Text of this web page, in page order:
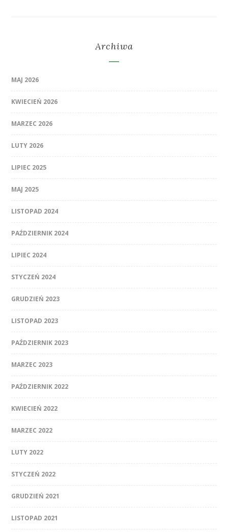
Archiwa
MAJ 2026
KWIECIEŃ 2026
MARZEC 2026
LUTY 2026
LIPIEC 2025
MAJ 2025
LISTOPAD 2024
PAŹDZIERNIK 2024
LIPIEC 2024
STYCZEŃ 2024
GRUDZIEŃ 2023
LISTOPAD 2023
PAŹDZIERNIK 2023
MARZEC 2023
PAŹDZIERNIK 2022
KWIECIEŃ 2022
MARZEC 2022
LUTY 2022
STYCZEŃ 2022
GRUDZIEŃ 2021
LISTOPAD 2021